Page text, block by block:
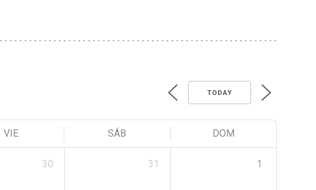
TODAY
VIE SÁB DOM
30 31 1